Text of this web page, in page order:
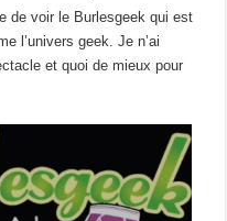
de voir le Burlesgeek qui est
l’univers geek. Je n’ai
et quoi de mieux pour